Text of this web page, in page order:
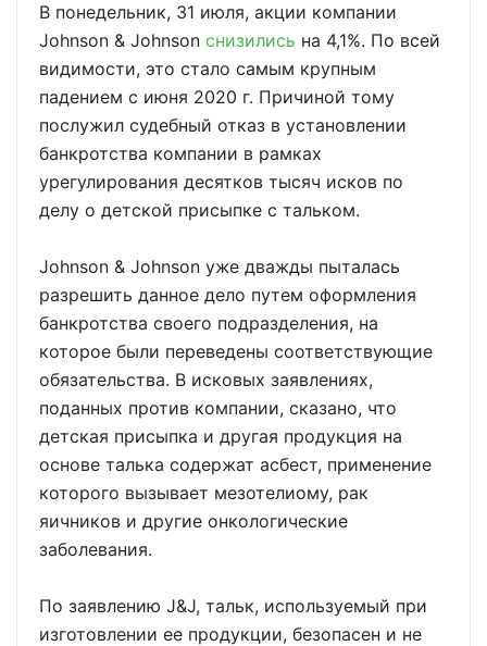
В понедельник, 31 июля, акции компании
Johnson & Johnson снизились на 4,1%. По всей
видимости, это стало самым крупным
падением с июня 2020 г. Причиной тому
послужил судебный отказ в установлении
банкротства компании в рамках
урегулирования десятков тысяч исков по
делу о детской присыпке с тальком.
Johnson & Johnson уже дважды пыталась
разрешить данное дело путем оформления
банкротства своего подразделения, на
которое были переведены соответствующие
обязательства. В исковых заявлениях,
поданных против компании, сказано, что
детская присыпка и другая продукция на
основе талька содержат асбест, применение
которого вызывает мезотелиому, рак
яичников и другие онкологические
заболевания.
По заявлению J&J, тальк, используемый при
изготовлении ее продукции, безопасен и не